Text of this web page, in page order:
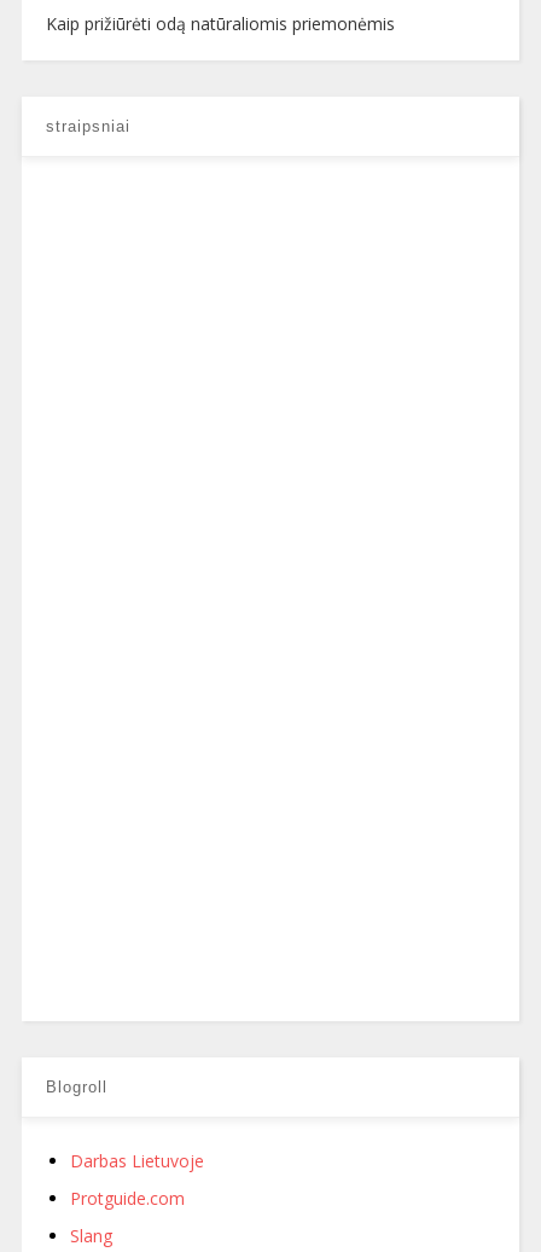
Kaip prižiūrėti odą natūraliomis priemonėmis
straipsniai
Blogroll
Darbas Lietuvoje
Protguide.com
Slang